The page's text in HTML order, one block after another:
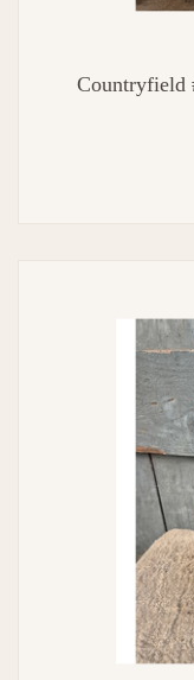
Countryfield